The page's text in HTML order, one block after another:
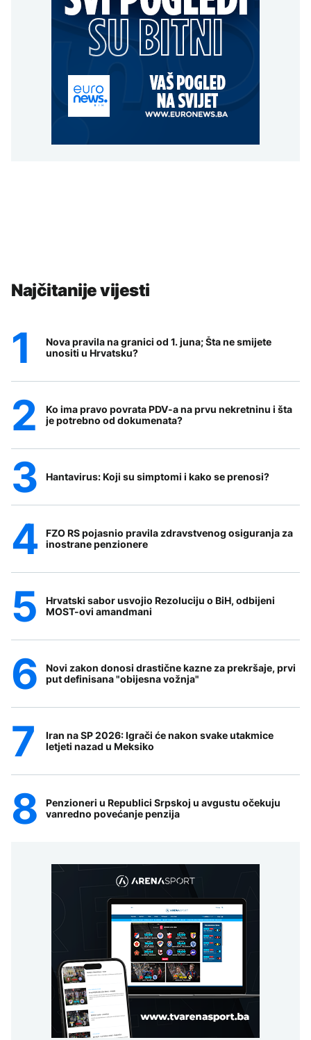
Najčitanije vijesti
Nova pravila na granici od 1. juna; Šta ne smijete
unositi u Hrvatsku?
Ko ima pravo povrata PDV-a na prvu nekretninu i šta
je potrebno od dokumenata?
Hantavirus: Koji su simptomi i kako se prenosi?
FZO RS pojasnio pravila zdravstvenog osiguranja za
inostrane penzionere
Hrvatski sabor usvojio Rezoluciju o BiH, odbijeni
MOST-ovi amandmani
Novi zakon donosi drastične kazne za prekršaje, prvi
put definisana "obijesna vožnja"
Iran na SP 2026: Igrači će nakon svake utakmice
letjeti nazad u Meksiko
Penzioneri u Republici Srpskoj u avgustu očekuju
vanredno povećanje penzija